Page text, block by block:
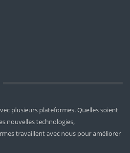
plusieurs plateformes. Quelles soient
nouvelles technologies,
travaillent avec nous pour améliorer